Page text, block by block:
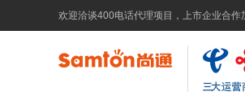
欢迎洽谈400电话代理项目，上市企业合作